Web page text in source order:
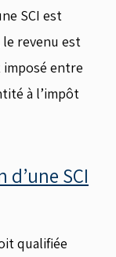
SCI est
revenu est
entre
à l’impôt
SCI
qualifiée